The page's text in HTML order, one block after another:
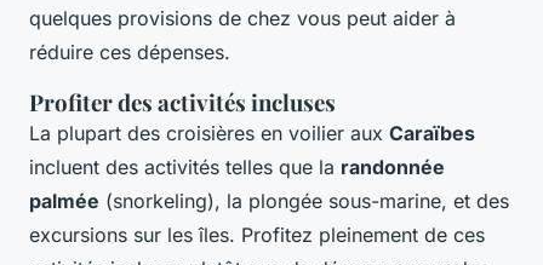
quelques provisions de chez vous peut aider à
réduire ces dépenses.
Profiter des activités incluses
La plupart des croisières en voilier aux Caraïbes
incluent des activités telles que la randonnée
palmée (snorkeling), la plongée sous-marine, et des
excursions sur les îles. Profitez pleinement de ces